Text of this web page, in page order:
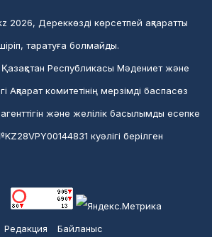
2026, Дереккөзді көрсетпей ақпаратты
таратуға болмайды.
Республикасы Мәдениет және
Ақпарат комитетінің мерзімді баспасөз
және желілік басылымды есепке
куәлігі берілген
Редакция Байланыс